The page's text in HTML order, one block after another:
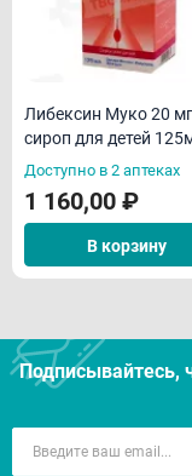
Либексин Муко 20
сироп для детей
Доступно в 2 аптеках
1 160,00 ₽
В корзину
Подписывайтесь,